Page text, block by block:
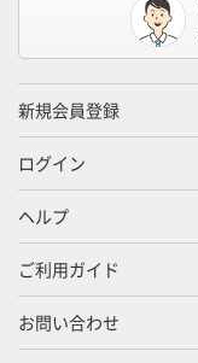
新規会員登録
ログイン
ヘルプ
ご利用ガイド
お問い合わせ